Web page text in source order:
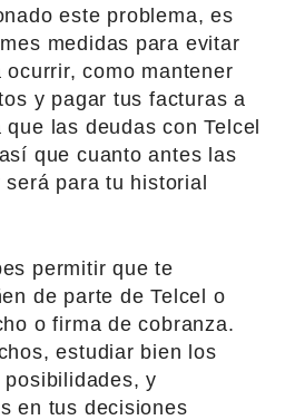
este problema, es
medidas para evitar
como mantener
y pagar tus facturas a
las deudas con Telcel
que cuanto antes las
para tu historial
permitir que te
de parte de Telcel o
o firma de cobranza.
estudiar bien los
y
en tus decisiones